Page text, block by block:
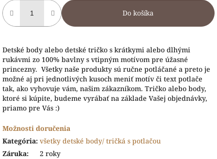
Do košíka
Detské body alebo detské tričko s krátkymi alebo dlhými
rukávmi zo 100% bavlny s vtipným motívom pre úžasné
princezny. Všetky naše produkty sú ručne potláčané a preto je
možné aj pri jednotlivých kusoch meniť motív či text potlače
tak, ako vyhovuje vám, našim zákazníkom. Tričko alebo body,
ktoré si kúpite, budeme vyrábať na základe Vašej objednávky,
priamo pre Vás :)
Možnosti doručenia
Kategória: všetky detské body/ tričká s potlačou
Záruka: 2 roky